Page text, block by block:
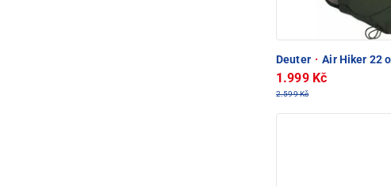
Deuter · Air Hiker 22
1.999 Kč
2.599 Kč